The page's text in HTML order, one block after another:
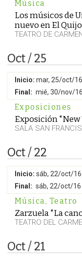
Música
Los músicos de
nuevo en El
TEATRO DE
Oct / 25
Inicio: mar, 25/oct/
Final: mié, 30/nov/
Exposiciones
Exposición "New
SALA SAN
Oct / 22
Inicio: sáb, 22/oct/16
Final: sáb, 22/oct/16
Música, Teatro
Zarzuela "La
TEATRO DEL
Oct / 21